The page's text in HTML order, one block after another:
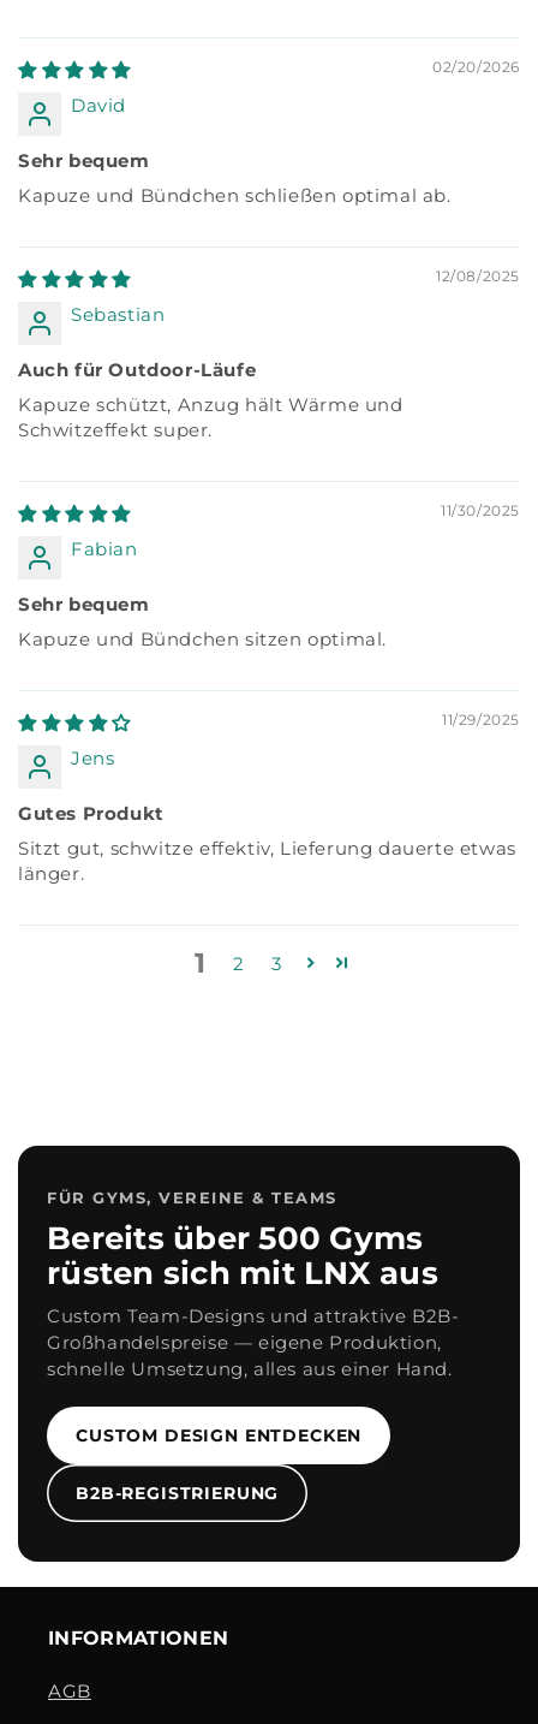
02/20/2026
David
Sehr bequem
Kapuze und Bündchen schließen optimal ab.
12/08/2025
Sebastian
Auch für Outdoor-Läufe
Kapuze schützt, Anzug hält Wärme und
Schwitzeffekt super.
11/30/2025
Fabian
Sehr bequem
Kapuze und Bündchen sitzen optimal.
11/29/2025
Jens
Gutes Produkt
Sitzt gut, schwitze effektiv, Lieferung dauerte etwas
länger.
1 2 3
FÜR GYMS, VEREINE & TEAMS
Bereits über 500 Gyms
rüsten sich mit LNX aus
Custom Team-Designs und attraktive B2B-
Großhandelspreise — eigene Produktion,
schnelle Umsetzung, alles aus einer Hand.
CUSTOM DESIGN ENTDECKEN
B2B-REGISTRIERUNG
INFORMATIONEN
AGB